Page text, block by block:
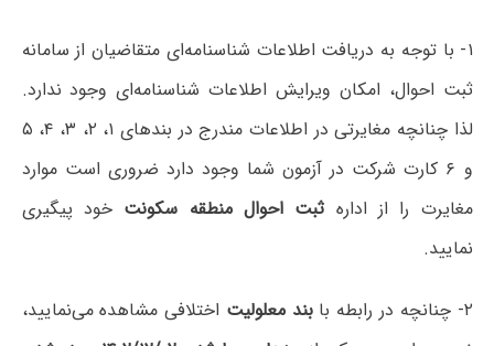
۱- با توجه به دریافت اطلاعات شناسنامه‌ای متقاضیان از سامانه
ثبت احوال، امکان ویرایش اطلاعات شناسنامه‌ای وجود ندارد.
لذا چنانچه مغایرتی در اطلاعات مندرج در بندهای ۱، ۲، ۳، ۴، ۵
و ۶ کارت شرکت در آزمون شما وجود دارد ضروری است موارد
مغایرت را از اداره ثبت احوال منطقه سکونت خود پیگیری
نمایید.
۲- چنانچه در رابطه با بند معلولیت اختلافی مشاهده می‌نمایید،